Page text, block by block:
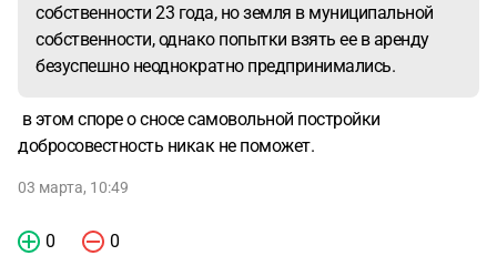
собственности 23 года, но земля в муниципальной
собственности, однако попытки взять ее в аренду
безуспешно неоднократно предпринимались.
в этом споре о сносе самовольной постройки
добросовестность никак не поможет.
03 марта, 10:49
0 0